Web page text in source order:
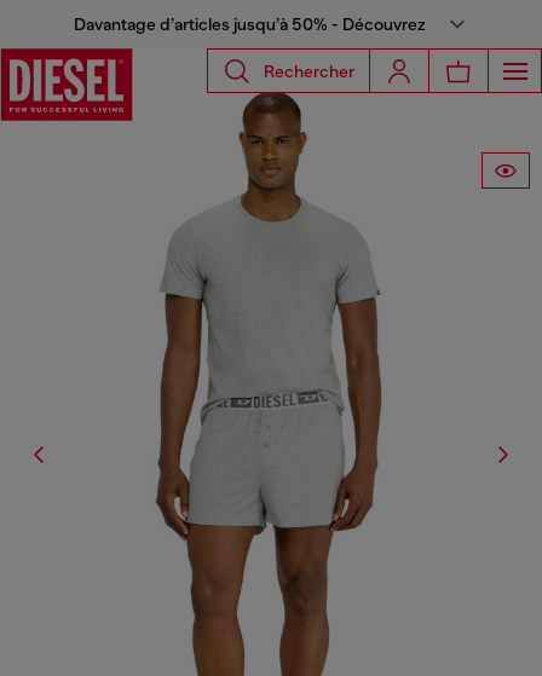
Davantage d’articles jusqu’à 50% - Découvrez
Rechercher